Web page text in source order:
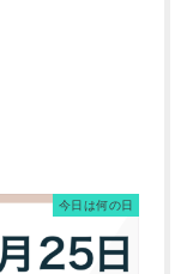
今日は何の日